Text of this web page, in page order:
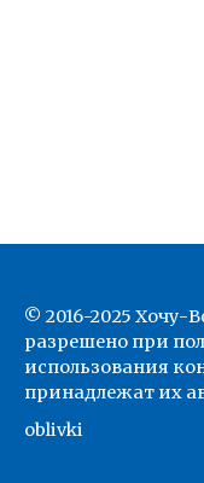
© 2016-2025 Хочу-
разрешено при
использования
принадлежат их
oblivki